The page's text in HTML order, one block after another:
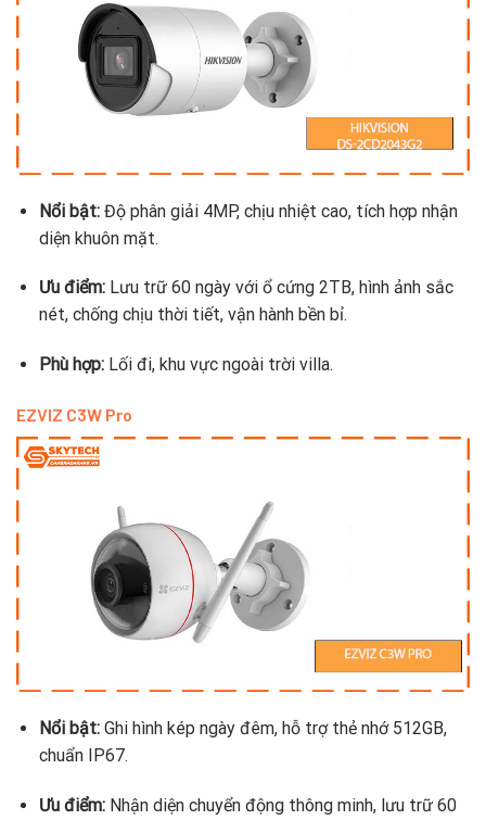
Nổi bật:Độ phân giải 4MP, chịu nhiệt cao, tích hợp nhận
diện khuôn mặt.
Ưu điểm:Lưu trữ 60 ngày với ổ cứng 2TB, hình ảnh sắc
nét, chống chịu thời tiết, vận hành bền bỉ.
Phù hợp:Lối đi, khu vực ngoài trời villa.
EZVIZ C3W Pro
Nổi bật:Ghi hình kép ngày đêm, hỗ trợ thẻ nhớ 512GB,
chuẩn IP67.
Ưu điểm:Nhận diện chuyển động thông minh, lưu trữ 60